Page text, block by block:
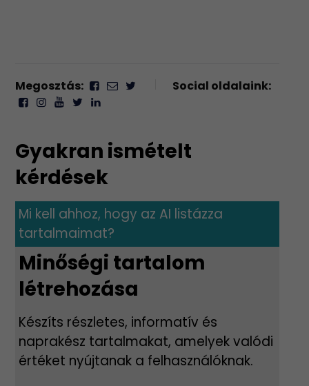
Megosztás: Social oldalaink:
Gyakran ismételt
kérdések
Mi kell ahhoz, hogy az AI listázza
tartalmaimat?
Minőségi tartalom
létrehozása
Készíts részletes, informatív és
naprakész tartalmakat, amelyek valódi
értéket nyújtanak a felhasználóknak.